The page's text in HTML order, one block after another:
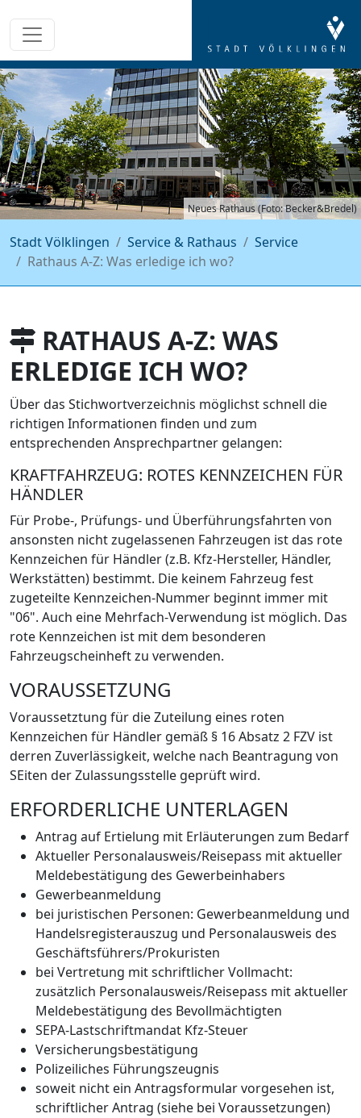
Neues Rathaus (Foto: Becker&Bredel)
Stadt Völklingen Service & Rathaus
Service
Rathaus A-Z: Was erledige ich wo?
RATHAUS A-Z: WAS
ERLEDIGE ICH WO?
Über das Stichwortverzeichnis möglichst schnell die
richtigen Informationen finden und zum
entsprechenden Ansprechpartner gelangen:
KRAFTFAHRZEUG: ROTES KENNZEICHEN FÜR
HÄNDLER
Für Probe-, Prüfungs- und Überführungsfahrten von
ansonsten nicht zugelassenen Fahrzeugen ist das rote
Kennzeichen für Händler (z.B. Kfz-Hersteller, Händler,
Werkstätten) bestimmt. Die keinem Fahrzeug fest
zugeteilte Kennzeichen-Nummer beginnt immer mit
"06". Auch eine Mehrfach-Verwendung ist möglich. Das
rote Kennzeichen ist mit dem besonderen
Fahrzeugscheinheft zu verwenden.
VORAUSSETZUNG
Voraussetztung für die Zuteilung eines roten
Kennzeichen für Händler gemäß § 16 Absatz 2 FZV ist
derren Zuverlässigkeit, welche nach Beantragung von
SEiten der Zulassungsstelle geprüft wird.
ERFORDERLICHE UNTERLAGEN
Antrag auf Ertielung mit Erläuterungen zum Bedarf
Aktueller Personalausweis/Reisepass mit aktueller
Meldebestätigung des Gewerbeinhabers
Gewerbeanmeldung
bei juristischen Personen: Gewerbeanmeldung und
Handelsregisterauszug und Personalausweis des
Geschäftsführers/Prokuristen
bei Vertretung mit schriftlicher Vollmacht:
zusätzlich Personalausweis/Reisepass mit aktueller
Meldebestätigung des Bevollmächtigten
SEPA-Lastschriftmandat Kfz-Steuer
Versicherungsbestätigung
Polizeiliches Führungszeugnis
soweit nicht ein Antragsformular vorgesehen ist,
schriftlicher Antrag (siehe bei Voraussetzungen)